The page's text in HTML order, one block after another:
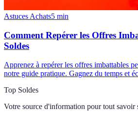
Astuces Achats5 min
Comment Repérer les Offres
Soldes
Apprenez à repérer les offres imbattables
notre guide pratique. Gagnez du temps et
Top Soldes
Votre source d'information pour tout savoir